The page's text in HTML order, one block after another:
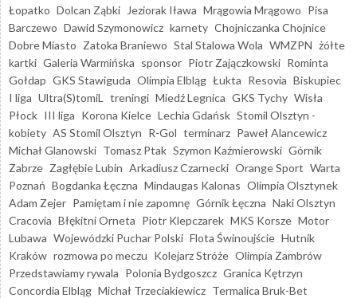
Łopatko Dolcan Ząbki Jeziorak Iława Mrągowia Mrągowo Pisa
Barczewo Dawid Szymonowicz karnety Chojniczanka Chojnice
Dobre Miasto Zatoka Braniewo Stal Stalowa Wola WMZPN żółte
kartki Galeria Warmińska sponsor Piotr Zajączkowski Rominta
Gołdap GKS Stawiguda Olimpia Elbląg Łukta Resovia Biskupiec
I liga Ultra(S)tomiL treningi Miedź Legnica GKS Tychy Wisła
Płock III liga Korona Kielce Lechia Gdańsk Stomil Olsztyn -
kobiety AS Stomil Olsztyn R-Gol terminarz Paweł Alancewicz
Michał Glanowski Tomasz Ptak Szymon Kaźmierowski Górnik
Zabrze Zagłębie Lubin Arkadiusz Czarnecki Orange Sport Warta
Poznań Bogdanka Łęczna Mindaugas Kalonas Olimpia Olsztynek
Adam Zejer Pamiętam i nie zapomnę Górnik Łęczna Naki Olsztyn
Cracovia Błękitni Orneta Piotr Klepczarek MKS Korsze Motor
Lubawa Wojewódzki Puchar Polski Flota Świnoujście Hutnik
Kraków rozmowa po meczu Kolejarz Stróże Olimpia Zambrów
Przedstawiamy rywala Polonia Bydgoszcz Granica Kętrzyn
Concordia Elbląg Michał Trzeciakiewicz Termalica Bruk-Bet